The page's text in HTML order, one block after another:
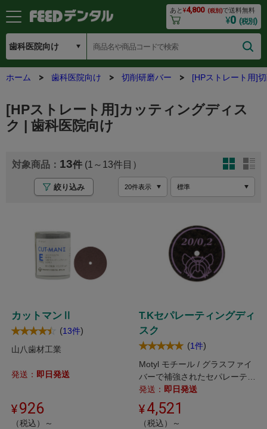
あと¥4,800 (税別)で送料無料
¥0 (税別)
ホーム 歯科医院向け 切削研磨バー [HPストレート用]
[HPストレート用]カッティングディス
ク | 歯科医院向け
13 (1～13
絞り込み
カットマンⅡ
(13件)
山八歯材工業
発送： 即日発送
926
（税込）～
T.Kセパレーティングディ
スク
(1件)
Motyl モチール / グラスファイ
バーで補強されたセパレーティ
ングディスク。
発送： 即日発送
4,521
（税込）～